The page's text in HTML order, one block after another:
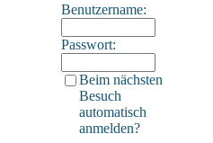
Benutzername:
Passwort:
Beim nächsten
Besuch
automatisch
anmelden?